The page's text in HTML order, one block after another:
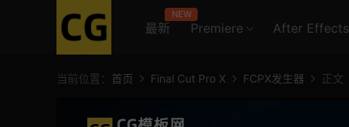
最新
NEW
Premiere After Effects
当前位置： 首页 Final Cut Pro X FCPX发生器 正文